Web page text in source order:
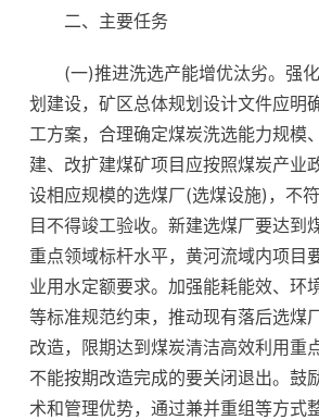
二、主要任务
(一)推进洗选产能增优汰劣。强
划建设，矿区总体规划设计文件应明
工方案，合理确定煤炭洗选能力规模
建、改扩建煤矿项目应按照煤炭产业
设相应规模的选煤厂(选煤设施)，不
目不得竣工验收。新建选煤厂要达到
重点领域标杆水平，黄河流域内项目
业用水定额要求。加强能耗能效、环
等标准规范约束，推动现有落后选煤
改造，限期达到煤炭清洁高效利用重
不能按期改造完成的要关闭退出。鼓
术和管理优势，通过兼并重组等方式